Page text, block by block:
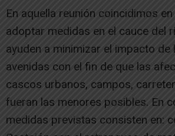
En aquella reunión coincidimos
adoptar medidas en el cauce del
ayuden a minimizar el impacto de
avenidas con el fin de que las
cascos urbanos, campos,
fueran las menores posibles. En
medidas previstas consisten en: